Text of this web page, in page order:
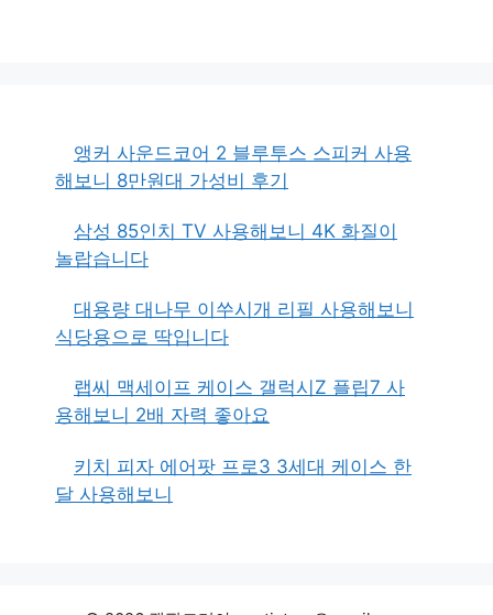
앵커 사운드코어 2 블루투스 스피커 사용
해보니 8만원대 가성비 후기
삼성 85인치 TV 사용해보니 4K 화질이
놀랍습니다
대용량 대나무 이쑤시개 리필 사용해보니
식당용으로 딱입니다
랩씨 맥세이프 케이스 갤럭시Z 플립7 사
용해보니 2배 자력 좋아요
키치 피자 에어팟 프로3 3세대 케이스 한
달 사용해보니